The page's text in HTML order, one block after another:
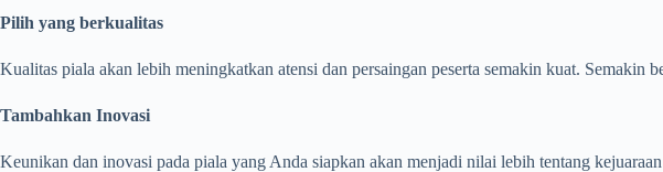
Pilih yang berkualitas
Kualitas piala akan lebih meningkatkan atensi dan persaingan peserta semakin kuat.
Tambahkan Inovasi
Keunikan dan inovasi pada piala yang Anda siapkan akan menjadi nilai lebih tentang